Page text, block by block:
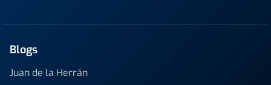
Blogs
Juan de la Herrán